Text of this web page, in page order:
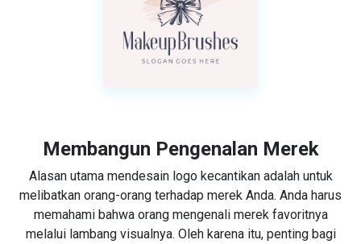
Membangun Pengenalan Merek
Alasan utama mendesain logo kecantikan adalah untuk
melibatkan orang-orang terhadap merek Anda. Anda harus
memahami bahwa orang mengenali merek favoritnya
melalui lambang visualnya. Oleh karena itu, penting bagi